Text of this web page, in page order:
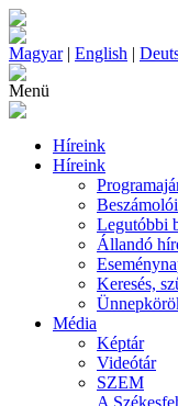
Magyar| English |
Menü
Híreink
Híreink
Legutóbbi
Állandó
Keresés,
Média
Képtár
Videótár
SZEM
A